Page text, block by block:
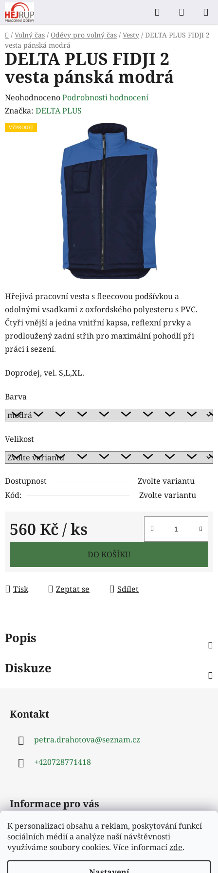
K personalizaci obsahu a reklam, poskytování funkcí
sociálních médií a analýze naší návštěvnosti
využíváme soubory cookies. Více informacízde.
Přejít
na
obsah
Hledat
KOŠÍK
Domů
/ Volný čas / Oděvy pro volný čas / Vesty / DELTA PLUS FIDJI 2
vesta pánská modrá
Hřejivá pracovní vesta s fleecovou podšívkou a
odolnými vsadkami z oxfordského polyesteru s PVC.
Čtyři vnější a jedna vnitřní kapsa, reflexní prvky a
prodloužený zadní střih pro maximální pohodlí při
práci i sezení.
Doprodej, vel. S,L,XL.
Barva
Velikost
Dostupnost
Zvolte variantu
Kód:
Zvolte variantu
560 Kč / ks
Měrná cena:
DO KOŠÍKU
Tisk Zeptat se Sdílet
DELTA PLUS FIDJI 2
vesta pánská modrá
Průměrné
hodnocení
produktu
NeohodnocenoPodrobnosti hodnocení
Značka: DELTA PLUS
VÝPRODEJ
Popis
Diskuze
Kontakt
petra.drahotova@seznam.cz
+420728771418
Informace pro vás
Obchodní podmínky
Podmínky ochrany osobních údajů
Moje objednávka